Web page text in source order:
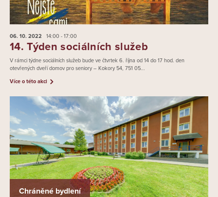
06. 10. 2022 14:00 - 17:00
14. Týden sociálních služeb
V rámci týdne sociálních služeb bude ve čtvrtek 6. října od 14 do 17 hod. den
otevřených dveří domov pro seniory – Kokory 54, 751 05...
Více o této akci
Chráněné bydlení